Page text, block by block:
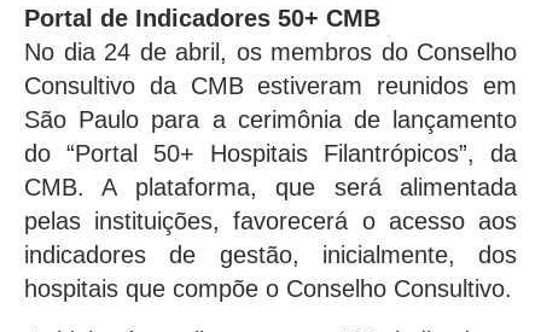
Portal de Indicadores 50+ CMB
No dia 24 de abril, os membros do Conselho
Consultivo da CMB estiveram reunidos em
São Paulo para a cerimônia de lançamento
do “Portal 50+ Hospitais Filantrópicos”, da
CMB. A plataforma, que será alimentada
pelas instituições, favorecerá o acesso aos
indicadores de gestão, inicialmente, dos
hospitais que compõe o Conselho Consultivo.